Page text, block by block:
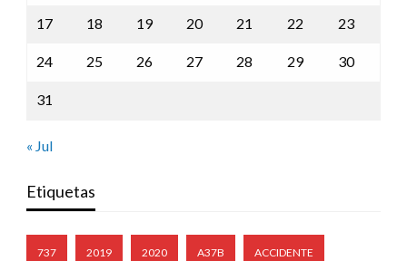
17 18 19 20 21 22 23
24 25 26 27 28 29 30
31
« Jul
Etiquetas
737 2019 2020 A37B ACCIDENTE